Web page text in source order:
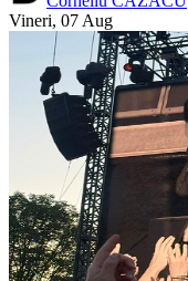
Vineri, 07 Aug